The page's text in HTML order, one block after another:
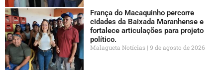
França do Macaquinho percorre
cidades da Baixada Maranhense e
fortalece articulações para projeto
político.
Malagueta Notícias 9 de agosto de 2026